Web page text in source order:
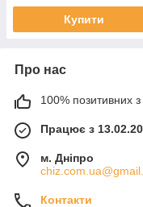
Купити
Про нас
100% позитивних з
Працює з
м. Дніпро
Контакти